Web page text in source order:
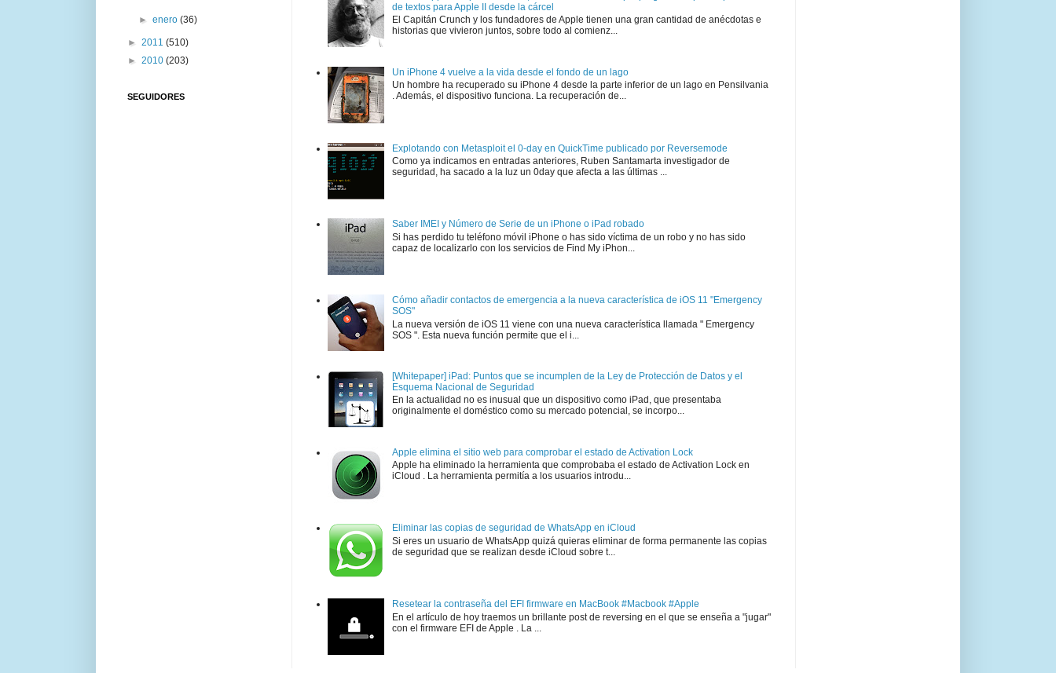
de textos para Apple II desde la cárcel
El Capitán Crunch y los fundadores de Apple tienen una gran cantidad de anécdotas e
historias que vivieron juntos, sobre todo al comienz...
Un iPhone 4 vuelve a la vida desde el fondo de un lago
Un hombre ha recuperado su iPhone 4 desde la parte inferior de un lago en Pensilvania
. Además, el dispositivo funciona. La recuperación de...
Explotando con Metasploit el 0-day en QuickTime publicado por Reversemode
Como ya indicamos en entradas anteriores, Ruben Santamarta investigador de
seguridad, ha sacado a la luz un 0day que afecta a las últimas ...
Saber IMEI y Número de Serie de un iPhone o iPad robado
Si has perdido tu teléfono móvil iPhone o has sido víctima de un robo y no has sido
capaz de localizarlo con los servicios de Find My iPhon...
Cómo añadir contactos de emergencia a la nueva característica de iOS 11 "Emergency
SOS"
La nueva versión de iOS 11 viene con una nueva característica llamada " Emergency
SOS ". Esta nueva función permite que el i...
[Whitepaper] iPad: Puntos que se incumplen de la Ley de Protección de Datos y el
Esquema Nacional de Seguridad
En la actualidad no es inusual que un dispositivo como iPad, que presentaba
originalmente el doméstico como su mercado potencial, se incorpo...
Apple elimina el sitio web para comprobar el estado de Activation Lock
Apple ha eliminado la herramienta que comprobaba el estado de Activation Lock en
iCloud . La herramienta permitía a los usuarios introdu...
Eliminar las copias de seguridad de WhatsApp en iCloud
Si eres un usuario de WhatsApp quizá quieras eliminar de forma permanente las copias
de seguridad que se realizan desde iCloud sobre t...
Resetear la contraseña del EFI firmware en MacBook #Macbook #Apple
En el artículo de hoy traemos un brillante post de reversing en el que se enseña a "jugar"
con el firmware EFI de Apple . La ...
►enero(36)
► 2011 (510)
► 2010 (203)
SEGUIDORES